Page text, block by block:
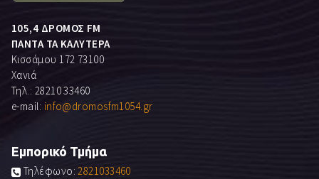
105,4 ΔΡΟΜΟΣ FM
ΠΑΝΤΑ ΤΑ ΚΑΛΥΤΕΡΑ
Κισσάμου 172 73100
Χανιά
Τηλ.: 28210 33460
e-mail: info@dromosfm1054.gr
Εμπορικό Τμήμα
Τηλέφωνο:2821033460